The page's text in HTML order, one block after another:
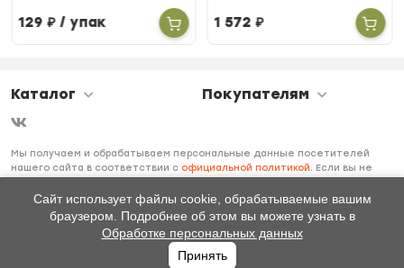
Избранное
129₽/ упак 1 572₽
Каталог Покупателям
Мы получаем и обрабатываем персональные данные посетителей
нашего сайта в соответствии с официальной политикой. Если вы не
необходимо покинуть наш сайт.
Сайт использует файлы cookie, обрабатываемые вашим
браузером. Подробнее об этом вы можете узнать в
Обработке персональных данных
Принять